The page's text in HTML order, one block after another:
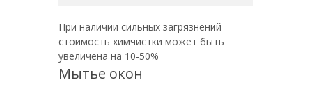
При наличии сильных загрязнений
стоимость химчистки может быть
увеличена на 10-50%
Мытье окон